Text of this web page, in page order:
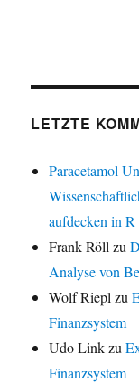
LETZTE
Paracetamol
aufdecken in
Frank Röll zu
Analyse von
Wolf Riepl zu
Finanzsystem
Udo Linkzu
Finanzsystem